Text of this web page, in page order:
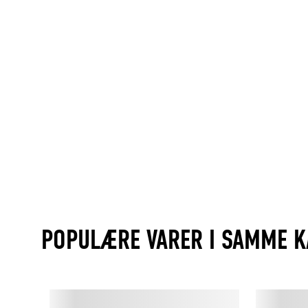
POPULÆRE VARER I SAMME